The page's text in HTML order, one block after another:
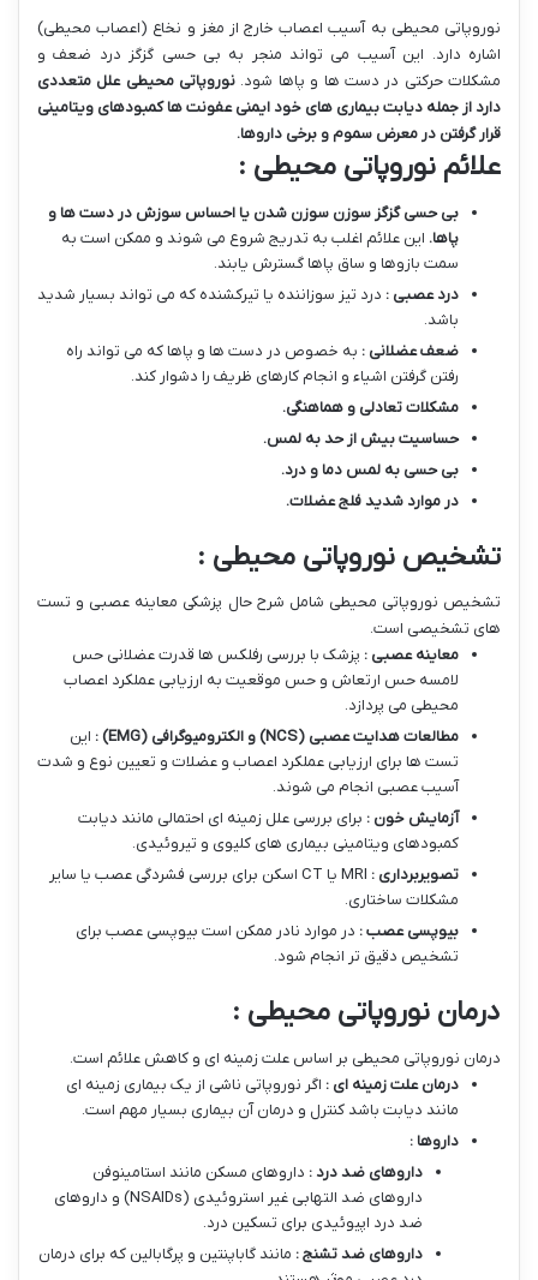
نوروپاتی محیطی به آسیب اعصاب خارج از مغز و نخاع (اعصاب محیطی)
اشاره دارد. این آسیب می تواند منجر به بی حسی گزگز درد ضعف و
مشکلات حرکتی در دست ها و پاها شود. نوروپاتی محیطی علل متعددی
دارد از جمله دیابت بیماری های خود ایمنی عفونت ها کمبودهای ویتامینی
قرار گرفتن در معرض سموم و برخی داروها.
علائم نوروپاتی محیطی :
بی حسی گزگز سوزن سوزن شدن یا احساس سوزش در دست ها و
پاها. این علائم اغلب به تدریج شروع می شوند و ممکن است به
سمت بازوها و ساق پاها گسترش یابند.
درد عصبی : درد تیز سوزاننده یا تیرکشنده که می تواند بسیار شدید
باشد.
ضعف عضلانی : به خصوص در دست ها و پاها که می تواند راه
رفتن گرفتن اشیاء و انجام کارهای ظریف را دشوار کند.
مشکلات تعادلی و هماهنگی.
حساسیت بیش از حد به لمس.
بی حسی به لمس دما و درد.
در موارد شدید فلج عضلات.
تشخیص نوروپاتی محیطی :
تشخیص نوروپاتی محیطی شامل شرح حال پزشکی معاینه عصبی و تست
های تشخیصی است.
معاینه عصبی : پزشک با بررسی رفلکس ها قدرت عضلانی حس
لامسه حس ارتعاش و حس موقعیت به ارزیابی عملکرد اعصاب
محیطی می پردازد.
مطالعات هدایت عصبی (NCS) و الکترومیوگرافی (EMG)
: این
تست ها برای ارزیابی عملکرد اعصاب و عضلات و تعیین نوع و شدت
آسیب عصبی انجام می شوند.
آزمایش خون : برای بررسی علل زمینه ای احتمالی مانند دیابت
کمبودهای ویتامینی بیماری های کلیوی و تیروئیدی.
تصویربرداری :
MRI یا CT اسکن برای بررسی فشردگی عصب یا سایر
مشکلات ساختاری.
بیوپسی عصب : در موارد نادر ممکن است بیوپسی عصب برای
تشخیص دقیق تر انجام شود.
درمان نوروپاتی محیطی :
درمان نوروپاتی محیطی بر اساس علت زمینه ای و کاهش علائم است.
درمان علت زمینه ای : اگر نوروپاتی ناشی از یک بیماری زمینه ای
مانند دیابت باشد کنترل و درمان آن بیماری بسیار مهم است.
داروها :
داروهای ضد درد : داروهای مسکن مانند استامینوفن
داروهای ضد التهابی غیر استروئیدی (NSAIDs) و داروهای
ضد درد اپیوئیدی برای تسکین درد.
داروهای ضد تشنج : مانند گاباپنتین و پرگابالین که برای درمان